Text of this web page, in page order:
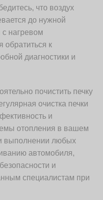
что воздух
до нужной
нагревом
обратиться к
диагностики и
почистить печку
очистка печки
и
отопления в вашем
выполнении любых
автомобиля,
и
специалистам при